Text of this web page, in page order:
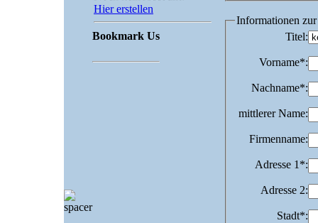
Hier erstellen
Bookmark Us
Informationen zur
Titel:
Vorname*:
Nachname*:
mittlerer Name:
Firmenname:
Adresse 1 *:
Adresse 2:
Stadt*: